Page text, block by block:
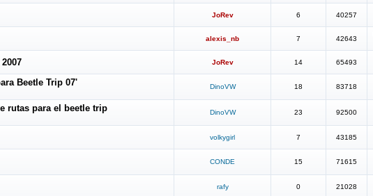
JoRev 6 40257
alexis_nb 7 42643
JoRev 14 65493
Beetle Trip 07' DinoVW 18 83718
rutas para el beetle trip DinoVW 23 92500
volkygirl 7 43185
CONDE 15 71615
rafy 0 21028